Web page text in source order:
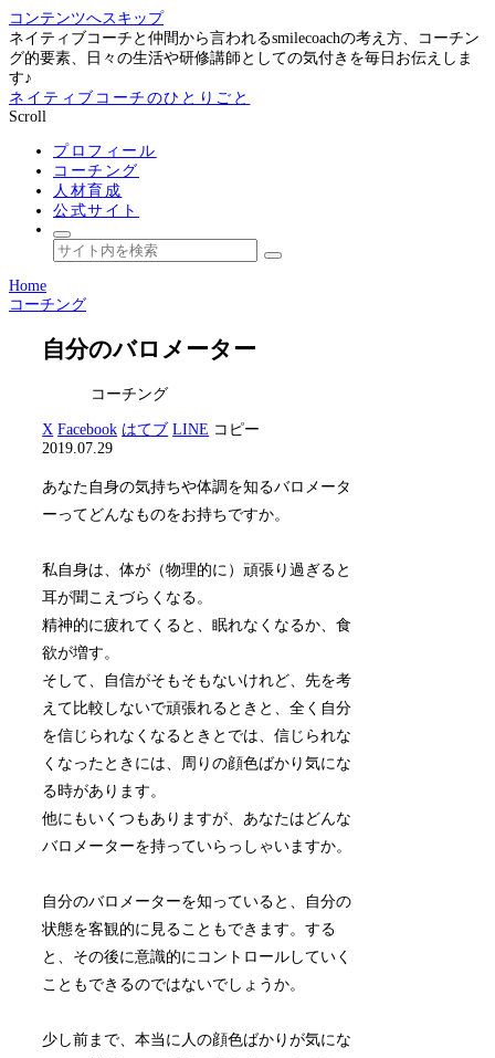
コンテンツへスキップ
ネイティブコーチと仲間から言われるsmilecoachの考え方、コーチン
グ的要素、日々の生活や研修講師としての気付きを毎日お伝えしま
す♪
ネイティブコーチのひとりごと
Scroll
プロフィール
コーチング
人材育成
公式サイト
Home
コーチング
自分のバロメーター
コーチング
X Facebook はてブ LINE コピー
2019.07.29
あなた自身の気持ちや体調を知るバロメータ
ーってどんなものをお持ちですか。
私自身は、体が（物理的に）頑張り過ぎると
耳が聞こえづらくなる。
精神的に疲れてくると、眠れなくなるか、食
欲が増す。
そして、自信がそもそもないけれど、先を考
えて比較しないで頑張れるときと、全く自分
を信じられなくなるときとでは、信じられな
くなったときには、周りの顔色ばかり気にな
る時があります。
他にもいくつもありますが、あなたはどんな
バロメーターを持っていらっしゃいますか。
自分のバロメーターを知っていると、自分の
状態を客観的に見ることもできます。する
と、その後に意識的にコントロールしていく
こともできるのではないでしょうか。
少し前まで、本当に人の顔色ばかりが気にな